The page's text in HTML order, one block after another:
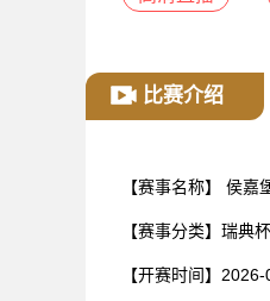
比赛介绍
【赛事名称】 侯嘉
【赛事分类】 瑞典杯
【开赛时间】 2026-